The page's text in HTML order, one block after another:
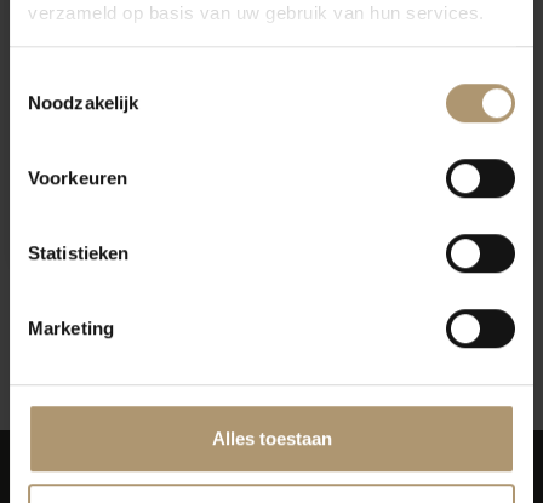
verzameld op basis van uw gebruik van hun services.
Noodzakelijk
Voorkeuren
Statistieken
Marketing
Alles toestaan
Grande Reserve
Per fles: €10,95
Syrah Grenache
Per fles: €10,95